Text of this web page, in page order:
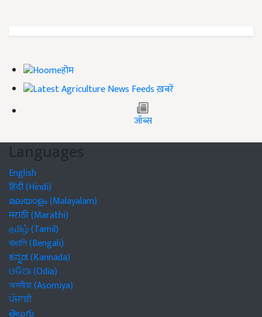
होम
ख़बरें
जॉब्स
Languages
English
हिंदी (Hindi)
മലയാളം (Malayalam)
मराठी (Marathi)
தமிழ் (Tamil)
বাঙালি (Bengali)
ಕನ್ನಡ (Kannada)
ଓଡିଆ (Odia)
অসমীয়া (Asomiya)
ਪੰਜਾਬੀ
తెలుగు